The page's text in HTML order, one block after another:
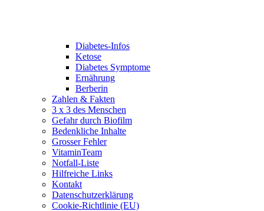
Diabetes-Infos
Ketose
Diabetes Symptome
Ernährung
Berberin
Zahlen & Fakten
3 x 3 des Menschen
Gefahr durch Biofilm
Bedenkliche Inhalte
Grosser Fehler
VitaminTeam
Notfall-Liste
Hilfreiche Links
Kontakt
Datenschutzerklärung
Cookie-Richtlinie (EU)